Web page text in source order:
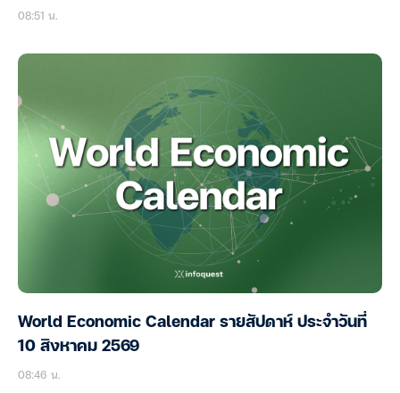
08:51 น.
World Economic Calendar รายสัปดาห์ ประจำวันที่
10 สิงหาคม 2569
08:46 น.